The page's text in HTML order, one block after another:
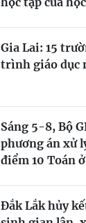
Gia Lai: 15
trình giáo dục
Sáng 5-8, Bộ
phương án xử
điểm 10 Toán
Đắk Lắk hủy